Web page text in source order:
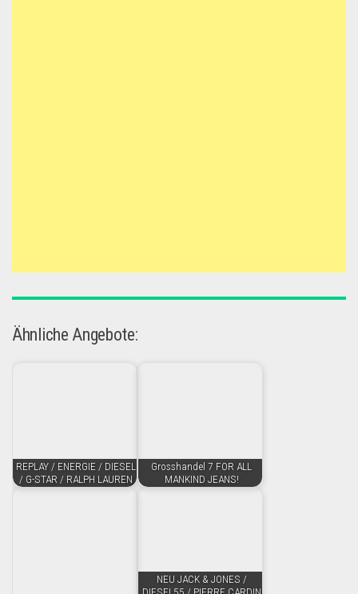
Ähnliche Angebote:
REPLAY / ENERGIE / DIESEL
/ G-STAR / RALPH LAUREN
Grosshandel 7 FOR ALL
MANKIND JEANS!
NEU JACK & JONES /